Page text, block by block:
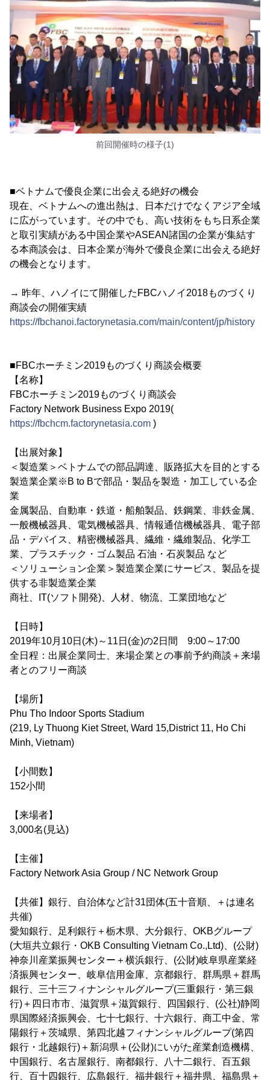
前回開催時の様子(1)
■ベトナムで優良企業に出会える絶好の機会
現在、ベトナムへの進出熱は、日本だけでなくアジア全域
に広がっています。その中でも、高い技術をもち日系企業
と取引実績がある中国企業やASEAN諸国の企業が集結す
る本商談会は、日本企業が海外で優良企業に出会える絶好
の機会となります。
→ 昨年、ハノイにて開催したFBCハノイ2018ものづくり
商談会の開催実績
https://fbchanoi.factorynetasia.com/main/content/jp/history
■FBCホーチミン2019ものづくり商談会概要
【名称】
FBCホーチミン2019ものづくり商談会
Factory Network Business Expo 2019(
https://fbchcm.factorynetasia.com )
【出展対象】
＜製造業＞ベトナムでの部品調達、販路拡大を目的とする
製造業企業※B to Bで部品・製品を製造・加工している企
業
金属製品、自動車・鉄道・船舶製品、鉄鋼業、非鉄金属、
一般機械器具、電気機械器具、情報通信機械器具、電子部
品・デバイス、精密機械器具、繊維・繊維製品、化学工
業、プラスチック・ゴム製品 石油・石炭製品 など
＜ソリューション企業＞製造業企業にサービス、製品を提
供する非製造業企業
商社、IT(ソフト開発)、人材、物流、工業団地など
【日時】
2019年10月10日(木)～11日(金)の2日間 9:00～17:00
全日程：出展企業同士、来場企業との事前予約商談＋来場
者とのフリー商談
【場所】
Phu Tho Indoor Sports Stadium
(219, Ly Thuong Kiet Street, Ward 15,District 11, Ho Chi
Minh, Vietnam)
【小間数】
152小間
【来場者】
3,000名(見込)
【主催】
Factory Network Asia Group / NC Network Group
【共催】銀行、自治体など計31団体(五十音順、＋は連名
共催)
愛知銀行、足利銀行＋栃木県、大分銀行、OKBグループ
(大垣共立銀行・OKB Consulting Vietnam Co.,Ltd)、(公財)
神奈川産業振興センター＋横浜銀行、(公財)岐阜県産業経
済振興センター、岐阜信用金庫、京都銀行、群馬県＋群馬
銀行、三十三フィナンシャルグループ(三重銀行・第三銀
行)＋四日市市、滋賀県＋滋賀銀行、四国銀行、(公社)静岡
県国際経済振興会、七十七銀行、十六銀行、商工中金、常
陽銀行＋茨城県、第四北越フィナンシャルグループ(第四
銀行・北越銀行)＋新潟県＋(公財)にいがた産業創造機構、
中国銀行、名古屋銀行、南都銀行、八十二銀行、百五銀
行、百十四銀行、広島銀行、福井銀行＋福井県、福島県＋